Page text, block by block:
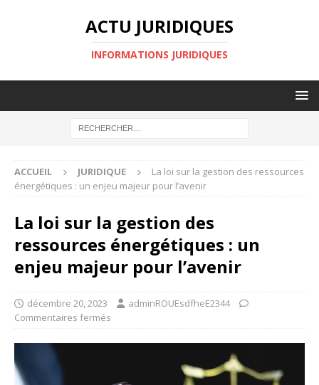
ACTU JURIDIQUES
INFORMATIONS JURIDIQUES
ACCUEIL JURIDIQUE
La loi sur la gestion des ressources
énergétiques : un enjeu majeur pour l’avenir
La loi sur la gestion des
ressources énergétiques : un
enjeu majeur pour l’avenir
décembre 20, 2023
adminROUEsdfheE2344
Commentaires fermés